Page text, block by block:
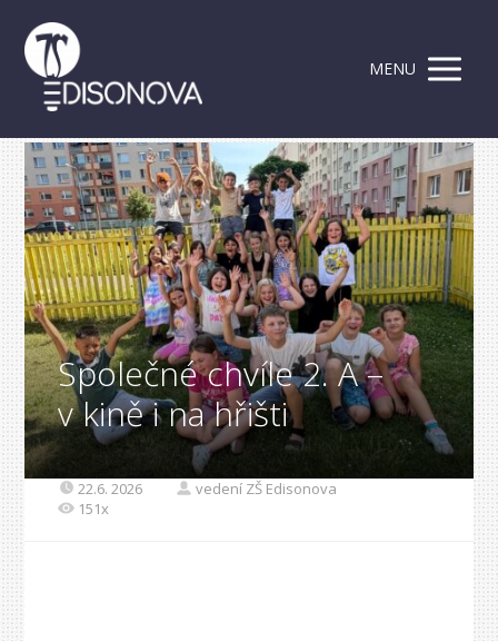
MENU
Společné chvíle 2. A –
v kině i na hřišti
22.6. 2026
vedení ZŠ Edisonova
151x